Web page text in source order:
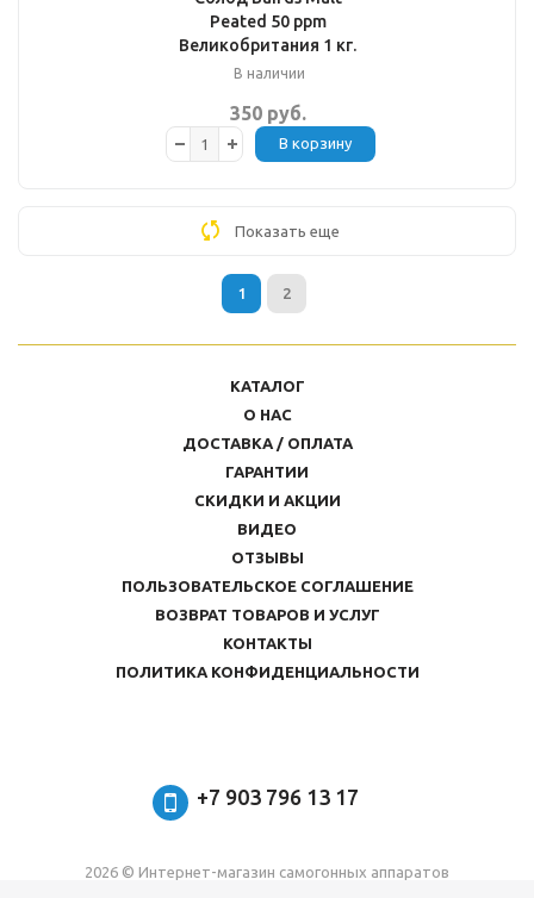
Peated 50 ppm
Великобритания 1 кг.
В наличии
350 руб.
В корзину
Показать еще
1 2
КАТАЛОГ
О НАС
ДОСТАВКА / ОПЛАТА
ГАРАНТИИ
СКИДКИ И АКЦИИ
ВИДЕО
ОТЗЫВЫ
ПОЛЬЗОВАТЕЛЬСКОЕ СОГЛАШЕНИЕ
ВОЗВРАТ ТОВАРОВ И УСЛУГ
КОНТАКТЫ
ПОЛИТИКА КОНФИДЕНЦИАЛЬНОСТИ
+7 903 796 13 17
2026 © Интернет-магазин самогонных аппаратов